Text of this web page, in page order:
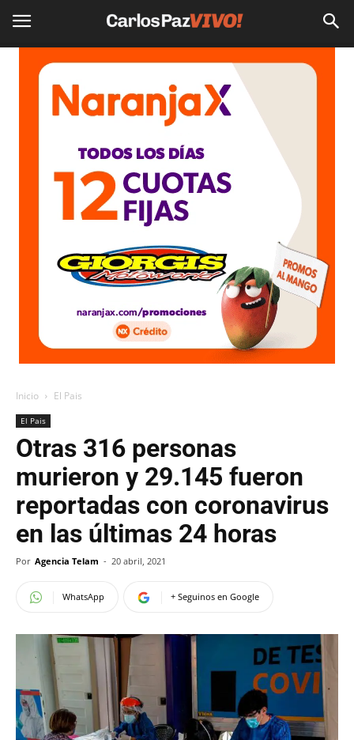
Inicio El Pais
El Pais
Otras 316 personas
murieron y 29.145 fueron
reportadas con coronavirus
en las últimas 24 horas
Por Agencia Telam - 20 abril, 2021
WhatsApp + Seguinos en Google